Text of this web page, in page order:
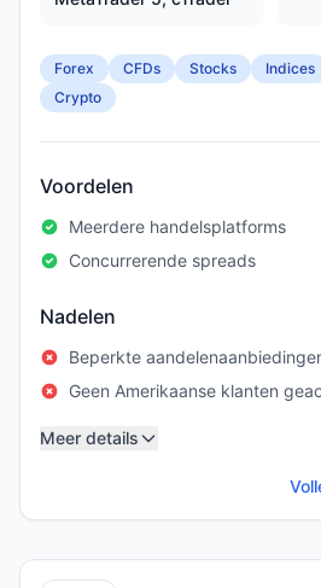
Forex CFDs Stocks Indices
Crypto
Voordelen
Meerdere handelsplatforms
Concurrerende spreads
Nadelen
Beperkte
Geen Amerikaanse klanten
Meer details